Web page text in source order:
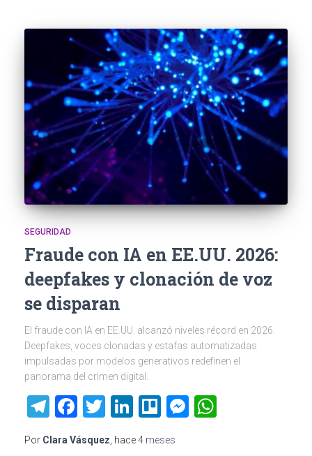
SEGURIDAD
Fraude con IA en EE.UU. 2026:
deepfakes y clonación de voz
se disparan
El fraude con IA en EE.UU. alcanzó niveles récord en 2026.
Deepfakes, voces clonadas y estafas automatizadas
impulsadas por modelos generativos redefinen el
panorama del crimen digital.
Telegram
Facebook
Twitter
LinkedIn
TrelloMessenger
Por Clara Vásquez , hace4 meses